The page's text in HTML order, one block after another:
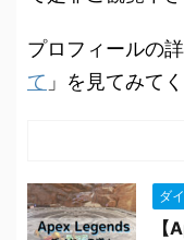
プロフィールの
て 」を見てみて
ダ